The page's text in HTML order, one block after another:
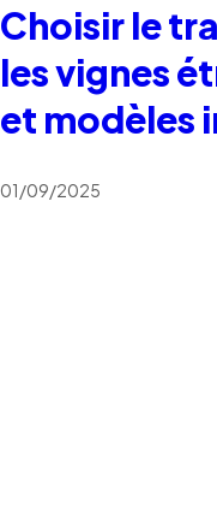
Choisir le
les vignes
et modèles
01/09/2025